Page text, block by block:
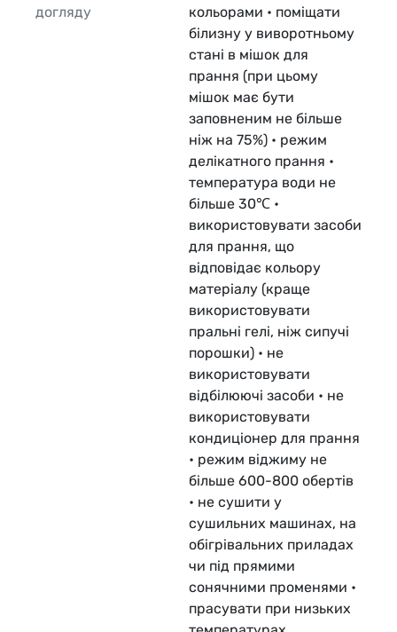
догляду
кольорами • поміщати
білизну у виворотньому
стані в мішок для
прання (при цьому
мішок має бути
заповненим не більше
ніж на 75%) • режим
делікатного прання •
температура води не
більше 30℃ •
використовувати засоби
для прання, що
відповідає кольору
матеріалу (краще
використовувати
пральні гелі, ніж сипучі
порошки) • не
використовувати
відбілюючі засоби • не
використовувати
кондиціонер для прання
• режим віджиму не
більше 600-800 обертів
• не сушити у
сушильних машинах, на
обігрівальних приладах
чи під прямими
сонячними променями •
прасувати при низьких